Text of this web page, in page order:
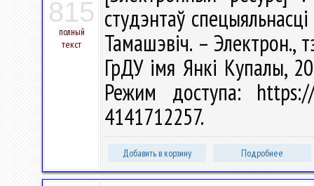
815
полный
текст
студэнтаў
Тамашэвіч. – Электрон.,
ГрДУ імя Янкі Купалы,
Режим доступа:
4141712257.
Добавить в корзину Подробнее